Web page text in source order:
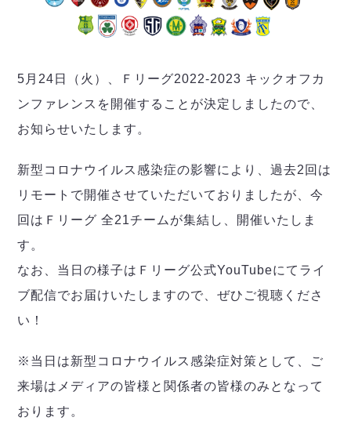
メットライフ生命Ｆリーグカップ 2026
大会概要
アリーナ情報
チケット情報
リガーレヴィア葛飾
Y．S．C．C．横浜
アグレミーナ浜松
デウソン神戸
ミラクルスマイル新居浜
記念ゴール
ハットトリック
選手の通算記録（Ｆ１）
エスポラーダ北海道
フウガドールすみだ
しながわシティ
立川アスレティックFC
湘南ベルマーレ
ボアルース長野
名古屋オーシャンズ
バサジィ大分
選手の通算記録（Ｆ２）
FOLLOW US!
5月24日（火）、Ｆリーグ2022-2023 キックオフカ
ンファレンスを開催することが決定しましたので、
お知らせいたします。
新型コロナウイルス感染症の影響により、過去2回は
リモートで開催させていただいておりましたが、今
回はＦリーグ 全21チームが集結し、開催いたしま
す。
なお、当日の様子はＦリーグ公式YouTubeにてライ
ブ配信でお届けいたしますので、ぜひご視聴くださ
い！
※当日は新型コロナウイルス感染症対策として、ご
来場はメディアの皆様と関係者の皆様のみとなって
おります。